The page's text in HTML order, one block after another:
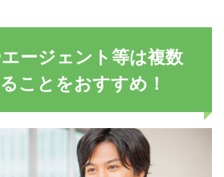
ージェント等は複数
ことをおすすめ！